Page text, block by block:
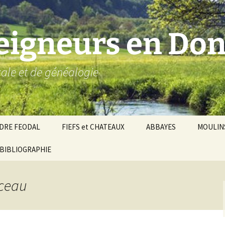
en
et de généalogie
FEODAL
de Donzy
FIEFS et CHATEAUX ABBAYES
BIBLIOGRAPHIE